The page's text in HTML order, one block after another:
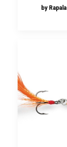
by Rapala